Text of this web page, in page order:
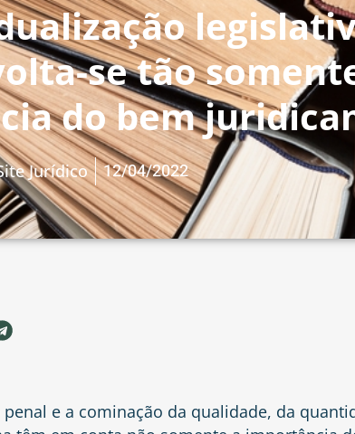
se tão
do bem
Jurídico 12/04/2022
e a cominação da qualidade, da